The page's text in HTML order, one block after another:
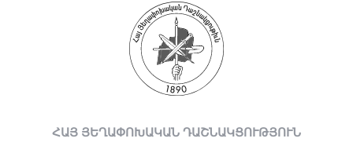
ՀԱՅ ՅԵՂԱՓՈԽԱԿԱՆ ԴԱՇՆԱԿՑՈՒԹՅՈՒՆ